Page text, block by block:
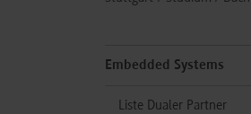
Embedded Systems
Liste Dualer Partner